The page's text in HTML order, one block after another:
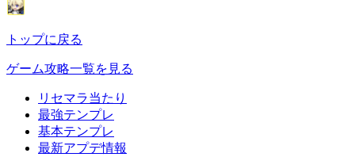
トップに戻る
ゲーム攻略一覧を見る
リセマラ当たり
最強テンプレ
基本テンプレ
最新アプデ情報